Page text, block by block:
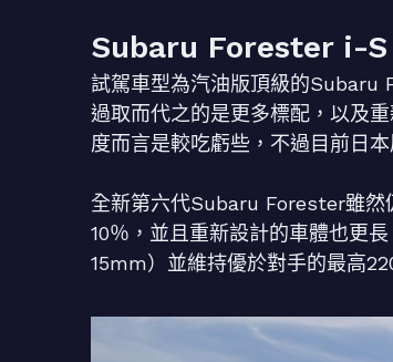
Subaru Forester i-S
試駕車型為汽油版頂級的Subaru
過取而代之的是更多標配，以及
度而言是較吃虧些，不過目前日
全新第六代Subaru Forester雖然
10％，並且重新設計的車體也更
15mm）並維持優於對手的最高